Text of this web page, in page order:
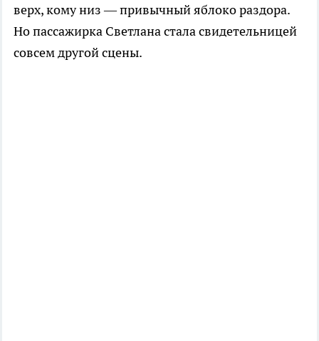
верх, кому низ — привычный яблоко раздора.
Но пассажирка Светлана стала свидетельницей
совсем другой сцены.